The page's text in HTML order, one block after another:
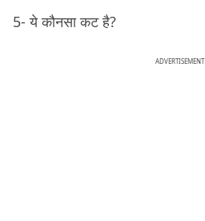
5- ये कौनसा कट है?
ADVERTISEMENT